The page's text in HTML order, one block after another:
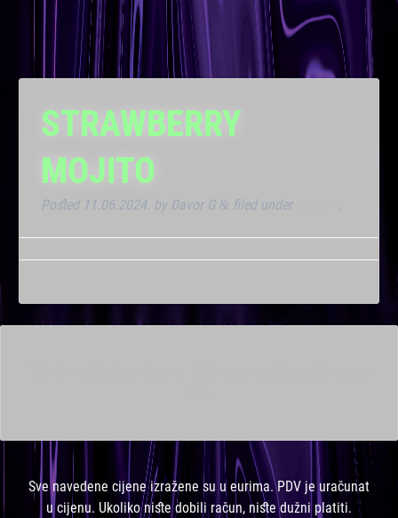
STRAWBERRY
MOJITO
Posted 11.06.2024. by Davor G & filed under .
Sve navedene cijene izražene su u eurima. PDV je uračunat
u cijenu. Ukoliko niste dobili račun, niste dužni platiti.